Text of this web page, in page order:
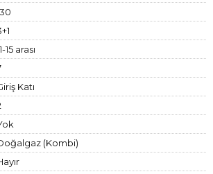
15 arası
Katı
(Kombi)